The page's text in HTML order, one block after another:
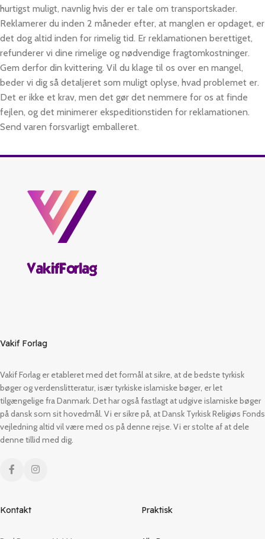
hurtigst muligt, navnlig hvis der er tale om transportskader.
Reklamerer du inden 2 måneder efter, at manglen er opdaget, er
det dog altid inden for rimelig tid. Er reklamationen berettiget,
refunderer vi dine rimelige og nødvendige fragtomkostninger.
Gem derfor din kvittering. Vil du klage til os over en mangel,
beder vi dig så detaljeret som muligt oplyse, hvad problemet er.
Det er ikke et krav, men det gør det nemmere for os at finde
fejlen, og det minimerer ekspeditionstiden for reklamationen.
Send varen forsvarligt emballeret.
Vakif Forlag
Vakif Forlag er etableret med det formål at sikre, at de bedste tyrkisk
bøger og verdenslitteratur, især tyrkiske islamiske bøger, er let
tilgængelige fra Danmark. Det har også fastlagt at udgive islamiske bøger
på dansk som sit hovedmål. Vi er sikre på, at Dansk Tyrkisk Religiøs Fonds
vejledning altid vil være med os på denne rejse. Vi er stolte af at dele
denne tillid med dig.
Kontakt Praktisk